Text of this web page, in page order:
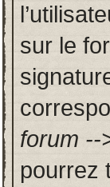
sur le
forum --
pourrez